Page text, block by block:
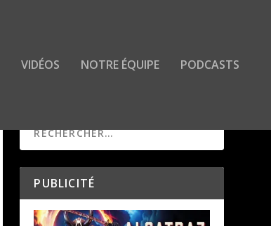
VIDÉOS NOTRE ÉQUIPE PODCASTS
PUBLICITÉ